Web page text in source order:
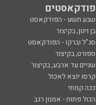
פודקאסטים
שבע תשע - הפודקאסט
בן וינון, בקיצור
סג"ל וברקו - הפודקאסט
ספורט, בקיצור
שניים עד ארבע, בקיצור
קרסו יוצא לאכול
ככה קמתי
הכול פתוח - אמנון רגב